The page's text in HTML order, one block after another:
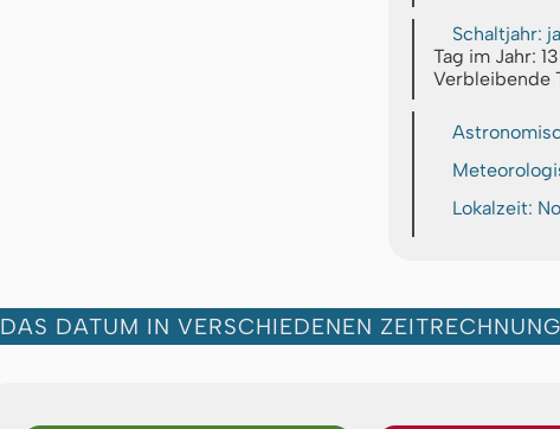
Schaltjahr: ja
Tag im Jahr:
Verbleibende
Lokalzeit:
DAS DATUM IN VERSCHIEDENEN